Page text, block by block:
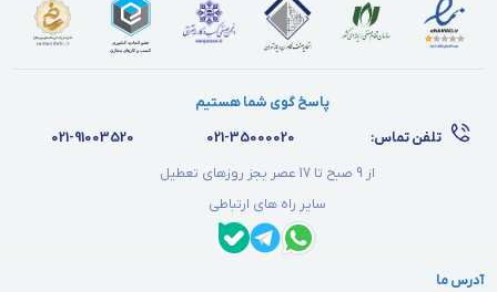
پاسخ گوی شما هستیم
تلفن تماس:
021-35000020
021-91003520
از 9 صبح تا 17 عصر بجز روزهای تعطیل
سایر راه های ارتباطی
آدرس ما